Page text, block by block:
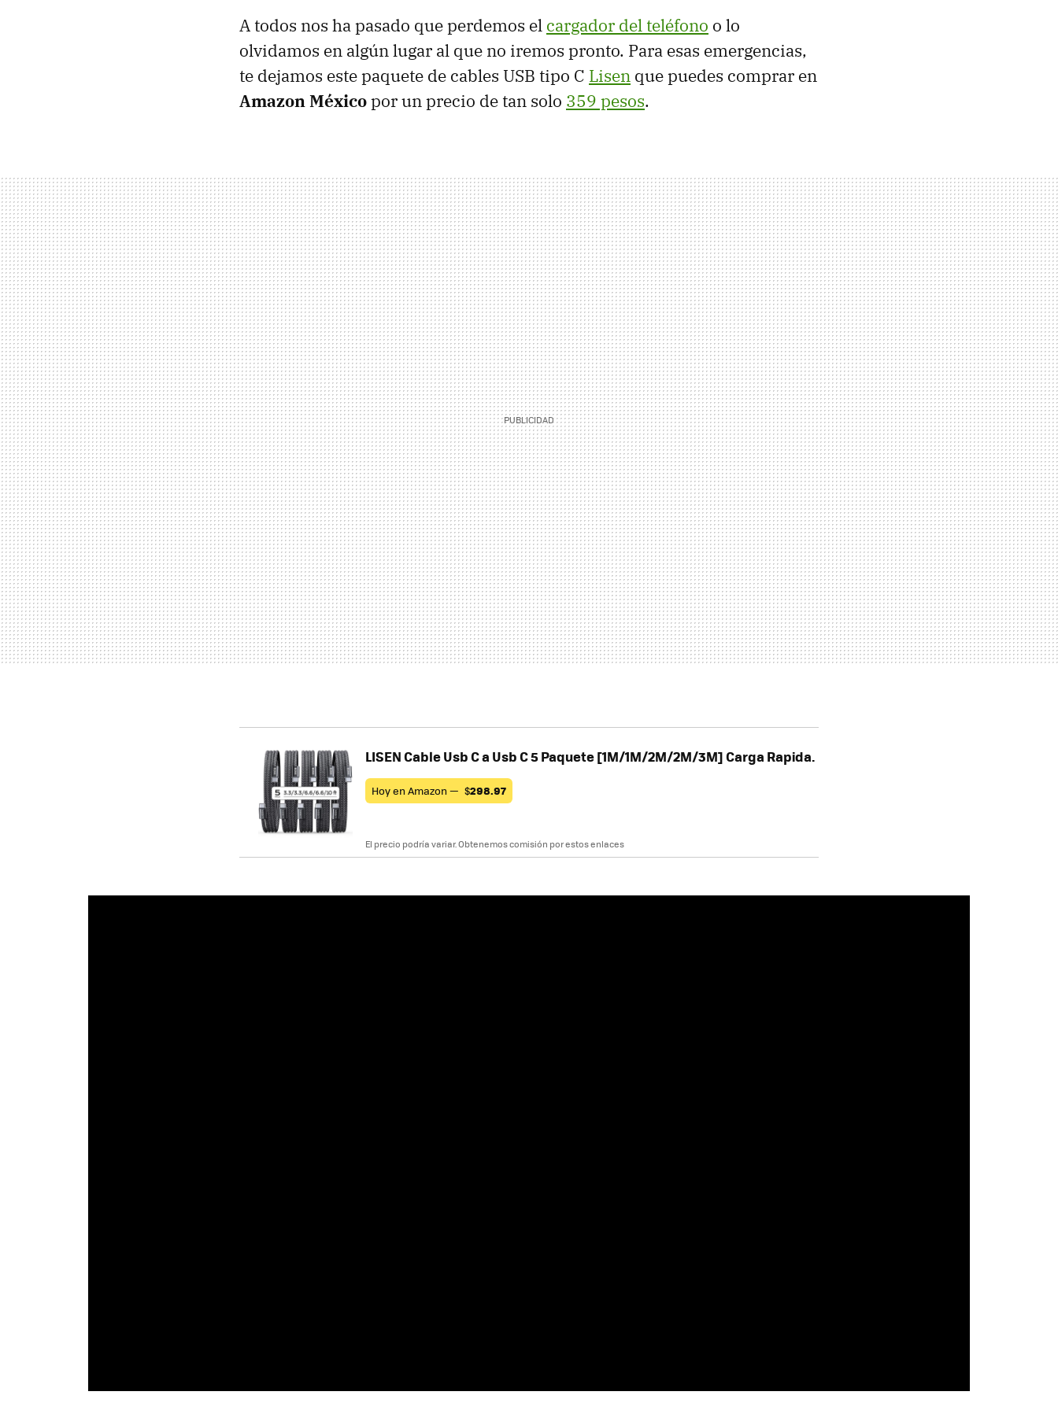
A todos nos ha pasado que perdemos el cargador del teléfono o lo
olvidamos en algún lugar al que no iremos pronto. Para esas emergencias,
te dejamos este paquete de cables USB tipo C Lisen que puedes comprar en
Amazon Méxicopor un precio de tan solo 359 pesos.
LISEN Cable Usb C a Usb C 5 Paquete [1M/1M/2M/2M/3M] Carga Rapida.
Hoy en Amazon — $298.97
El precio podría variar. Obtenemos comisión por estos enlaces